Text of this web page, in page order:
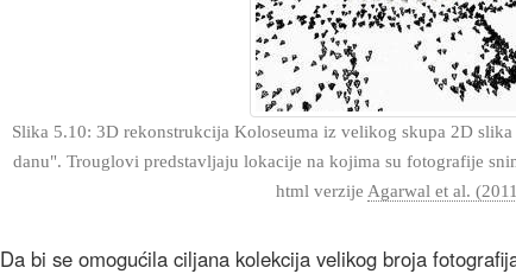
Slika 5.10: 3D rekonstrukcija Koloseuma iz velikog skupa 2D
danu". Trouglovi predstavljaju lokacije na kojima su fotografije
html verzije Agarwal et al.
Da bi se omogućila ciljana kolekcija velikog broja